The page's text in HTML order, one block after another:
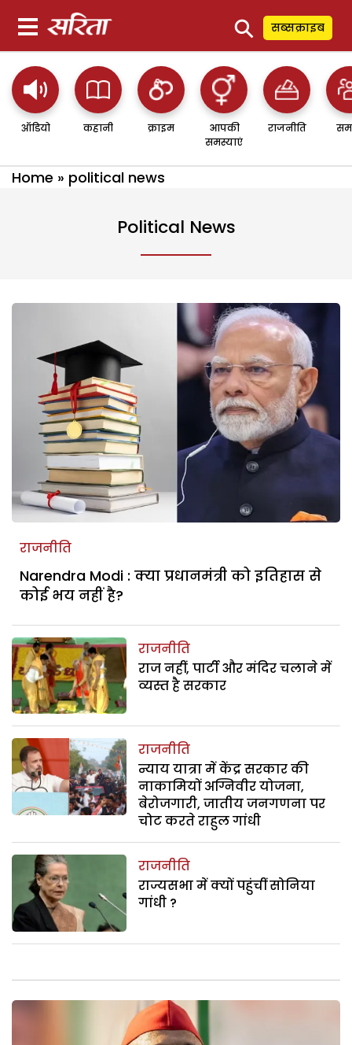
⚲ सब्सक्राइब
ऑडियो कहानी क्राइम
आपकी
समस्याएं
राजनीति
Home » political news
Political News
राजनीति
Narendra Modi : क्या प्रधानमंत्री को इतिहास से
कोई भय नहीं है?
राजनीति
राज नहीं, पार्टी और मंदिर चलाने में
व्यस्त है सरकार
राजनीति
न्याय यात्रा में केंद्र सरकार की
नाकामियों अग्निवीर योजना,
बेरोजगारी, जातीय जनगणना पर
चोट करते राहुल गांधी
राजनीति
राज्यसभा में क्यों पहुंचीं सोनिया
गांधी ?